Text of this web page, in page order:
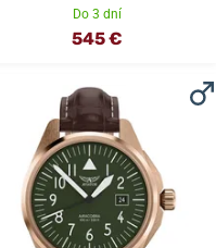
Do 3 dní
545 €